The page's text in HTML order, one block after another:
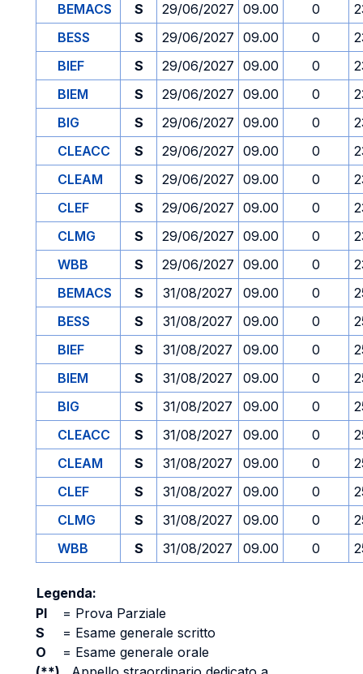
BEMACS
S 29/06/2027 09.00 0
BESS
S 29/06/2027 09.00 0
BIEF
S 29/06/2027 09.00 0
BIEM
S 29/06/2027 09.00 0
BIG
S 29/06/2027 09.00 0
CLEACC
S 29/06/2027 09.00 0
CLEAM
S 29/06/2027 09.00 0
CLEF
S 29/06/2027 09.00 0
CLMG
S 29/06/2027 09.00 0
WBB
S 29/06/2027 09.00 0
BEMACS
S 31/08/2027 09.00 0
BESS
S 31/08/2027 09.00 0
BIEF
S 31/08/2027 09.00 0
BIEM
S 31/08/2027 09.00 0
BIG
S 31/08/2027 09.00 0
CLEACC
S 31/08/2027 09.00 0
CLEAM
S 31/08/2027 09.00 0
CLEF
S 31/08/2027 09.00 0
CLMG
S 31/08/2027 09.00 0
WBB
S 31/08/2027 09.00 0
Legenda:
PI
= Prova Parziale
S
= Esame generale scritto
O
= Esame generale orale